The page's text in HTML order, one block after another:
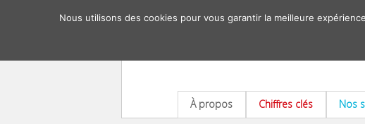
À propos Chiffres clés Nos
Nous utilisons des cookies pour vous garantir la meilleure